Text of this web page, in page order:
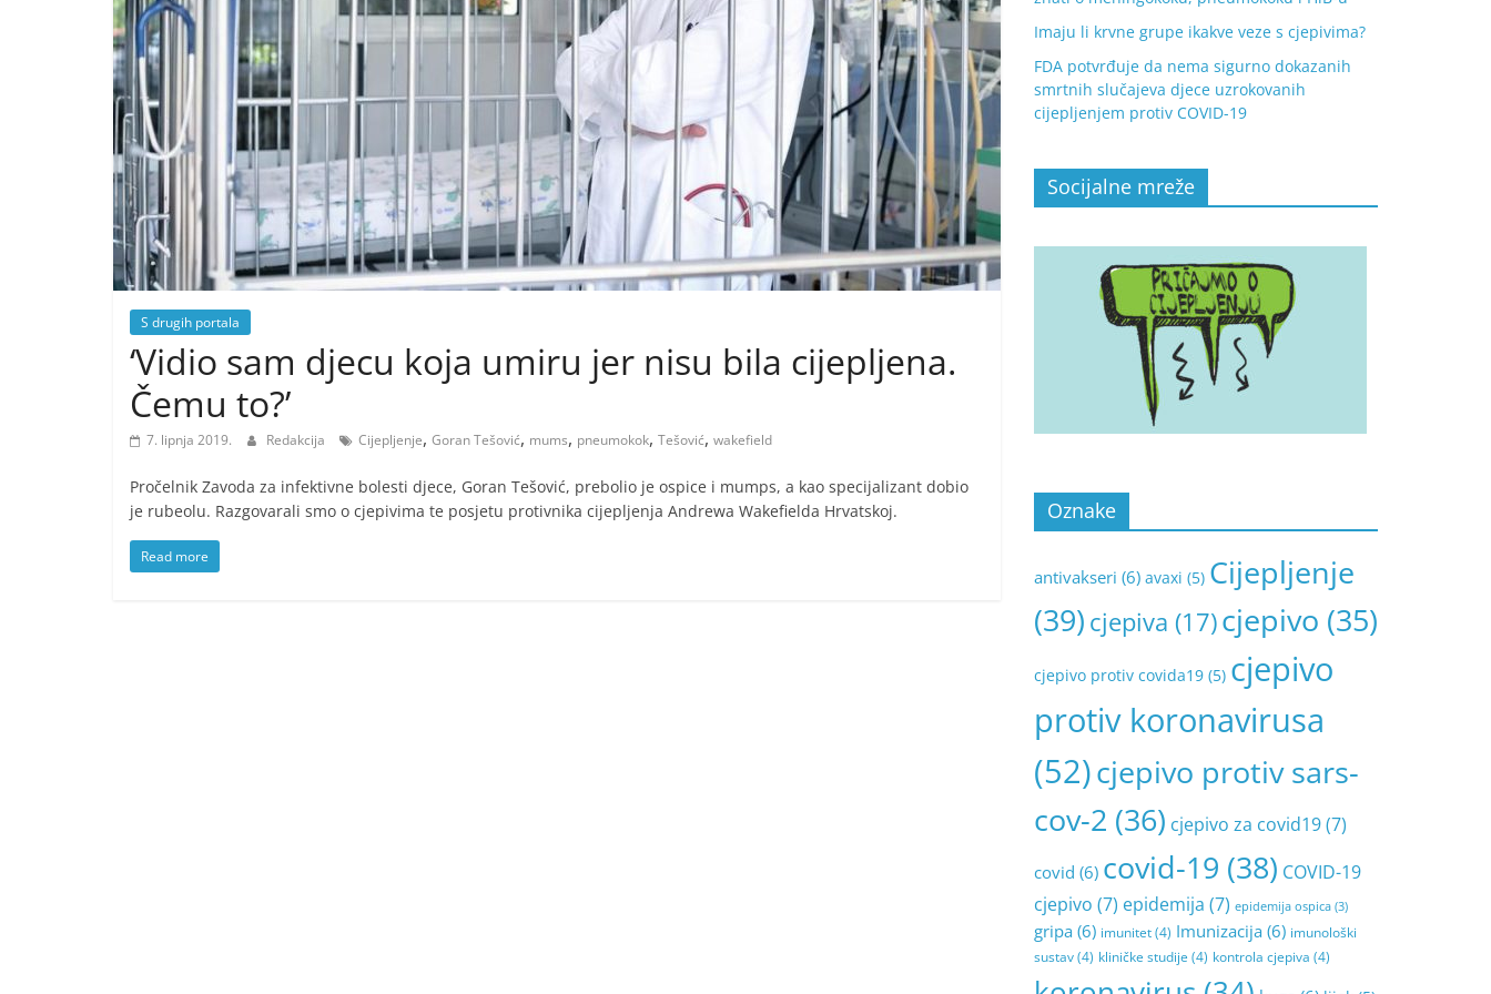
S drugih portala
‘Vidio sam djecu koja umiru jer nisu bila cijepljena.
Čemu to?’
7. lipnja 2019. Redakcija Cijepljenje, Goran Tešović, mums, pneumokok, Tešović, wakefield
Pročelnik Zavoda za infektivne bolesti djece, Goran Tešović, prebolio je ospice i mumps, a kao specijalizant dobio
je rubeolu. Razgovarali smo o cjepivima te posjetu protivnika cijepljenja Andrewa Wakefielda Hrvatskoj.
Read more
Imaju li krvne grupe ikakve veze s cjepivima?
FDA potvrđuje da nema sigurno dokazanih
smrtnih slučajeva djece uzrokovanih
cijepljenjem protiv COVID-19
Socijalne mreže
Oznake
antivakseri (6) avaxi (5) Cijepljenje
(39) cjepiva (17)cjepivo (35)
cjepivo protiv covida19 (5) cjepivo
protiv koronavirusa
(52)cjepivo protiv sars-
cov-2 (36) cjepivo za covid19(7)
covid (6) covid-19 (38) COVID-19
cjepivo (7) epidemija (7) epidemija ospica (3)
gripa (6) imunitet(4) Imunizacija (6) imunološki
sustav(4) kliničke studije (4) kontrola cjepiva (4)